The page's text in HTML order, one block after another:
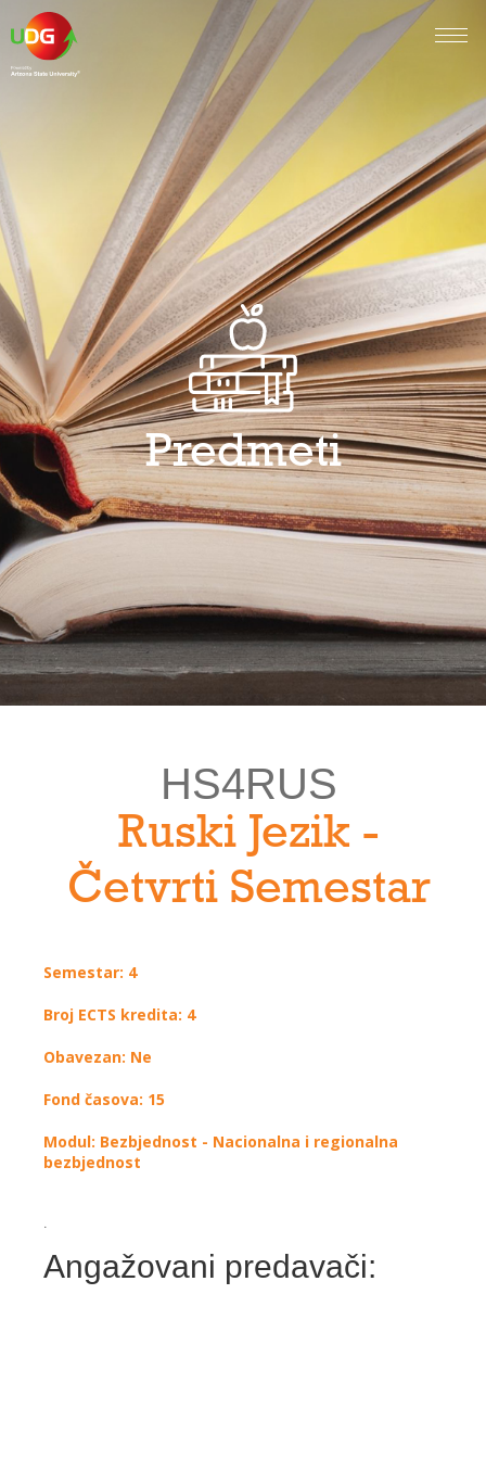
Predmeti
HS4RUS
Ruski Jezik -
Četvrti Semestar
Semestar: 4
Broj ECTS kredita: 4
Obavezan: Ne
Fond časova: 15
Modul: Bezbjednost - Nacionalna i regionalna
bezbjednost
.
Angažovani predavači: